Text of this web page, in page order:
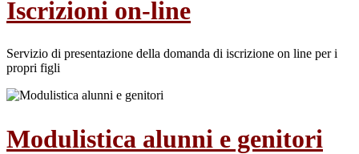
Iscrizioni on-line
Servizio di presentazione della domanda di iscrizione on line per i
propri figli
Modulistica alunni e genitori